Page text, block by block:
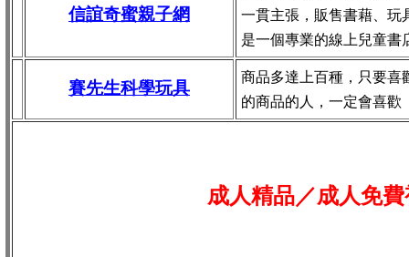
信誼奇蜜親子網
一貫主張，販售書藉、
是一個專業的線上兒童書
賽先生科學玩具
商品多達上百種，只要喜
的商品的人，一定會喜歡
成人精品／成人免